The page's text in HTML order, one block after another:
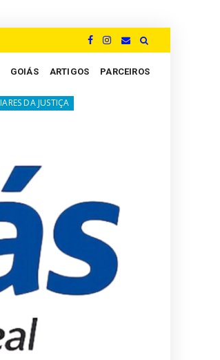
GOIÁS ARTIGOS PARCEIROS
A luta silenciosa dos Peritos: um grito por